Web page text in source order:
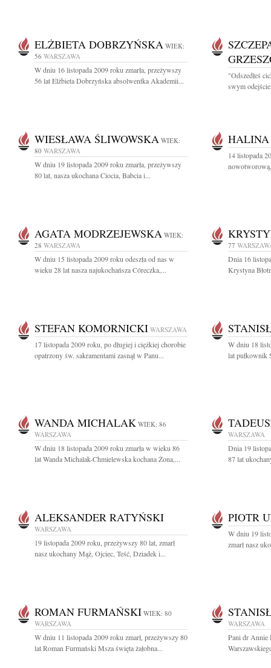
ELŻBIETA DOBRZYŃSKA WIEK:
56 WARSZAWA
W dniu 16 listopada 2009 roku zmarła, przeżywszy
56 lat Elżbieta Dobrzyńska absolwentka Akademii...
"Odszedłeś
swym
WIESŁAWA ŚLIWOWSKA WIEK:
80 WARSZAWA
W dniu 19 listopada 2009 roku zmarła, przeżywszy
80 lat, nasza ukochana Ciocia, Babcia i...
HALINA
14 listopada
AGATA MODRZEJEWSKA WIEK:
28 WARSZAWA
W dniu 15 listopada 2009 roku odeszła od nas w
wieku 28 lat nasza najukochańsza Córeczka,...
77
Dnia 16
Krystyna
STEFAN KOMORNICKI WARSZAWA
17 listopada 2009 roku, po długiej i ciężkiej chorobie
opatrzony św. sakramentami zasnął w Panu...
W dniu 18
lat pułkownik
WANDA MICHALAK WIEK: 86
WARSZAWA
W dniu 18 listopada 2009 roku zmarła w wieku 86
lat Wanda Michalak-Chmielewska kochana Żona,...
WARSZAWA
Dnia 19
87 lat
ALEKSANDER RATYŃSKI
WARSZAWA
19 listopada 2009 roku, przeżywszy 80 lat, zmarł
nasz ukochany Mąż, Ojciec, Teść, Dziadek i...
PIOTR
W dniu 19
zmarł nasz
ROMAN FURMAŃSKI WIEK: 80
WARSZAWA
W dniu 11 listopada 2009 roku zmarł, przeżywszy 80
lat Roman Furmański Msza święta żałobna...
WARSZAWA
Pani dr Annie